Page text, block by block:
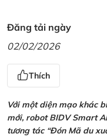
Đăng tải ngày
02/02/2026
Thích
Với một diện mạo khác
mới, robot BIDV Smart
tương tác “Đón Mã du